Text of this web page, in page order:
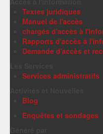
Textes juridiques
Manuel de l'accès
chargés d'accès à
Rapports d'accès à
Demande d'accès et
Services administratifs
Blog
Enquêtes et sondages